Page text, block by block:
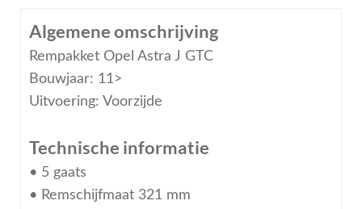
Algemene omschrijving
Rempakket Opel Astra J GTC
Bouwjaar: 11>
Uitvoering: Voorzijde
Technische informatie
• 5 gaats
• Remschijfmaat 321 mm